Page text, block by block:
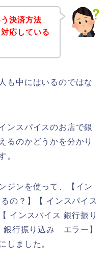
決済方法
応している
も中にはいるのではな
ンスパイスのお店で銀
るのかどうかを分かり
。
ジンを使って、【イン
の？】【 インスパイス
インスパイス 銀行振り
銀行振り込み エラー】
しました。